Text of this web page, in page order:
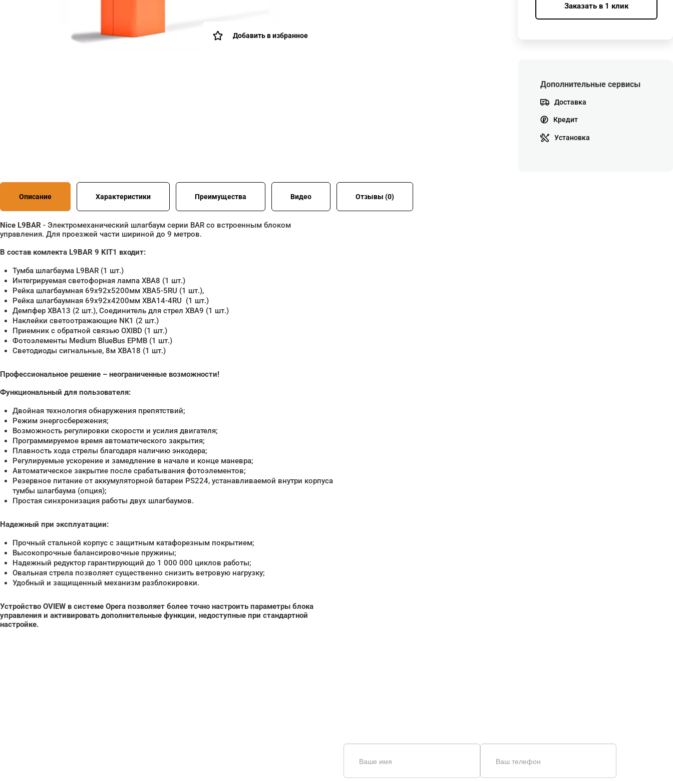
Добавить в избранное
Заказать в 1 клик
Дополнительные сервисы
Доставка
Кредит
Установка
Описание Характеристики Преимущества Видео Отзывы (0)
Nice L9BAR - Электромеханический шлагбаум серии BAR со встроенным блоком
управления. Для проезжей части шириной до 9 метров.
В состав комлекта L9BAR 9 KIT1 входит:
Тумба шлагбаума L9BAR (1 шт.)
Интегрируемая светофорная лампа XBA8 (1 шт.)
Рейка шлагбаумная 69x92x5200мм XBA5-5RU (1 шт.),
Рейка шлагбаумная 69x92x4200мм XBA14-4RU (1 шт.)
Демпфер XBA13 (2 шт.), Соединитель для стрел XBA9 (1 шт.)
Наклейки светоотражающие NK1 (2 шт.)
Приемник с обратной связью OXIBD (1 шт.)
Фотоэлементы Medium BlueBus EPMB (1 шт.)
Светодиоды сигнальные, 8м XBA18 (1 шт.)
Профессиональное решение – неограниченные возможности!
Функциональный для пользователя:
Двойная технология обнаружения препятствий;
Режим энергосбережения;
Возможность регулировки скорости и усилия двигателя;
Программируемое время автоматического закрытия;
Плавность хода стрелы благодаря наличию энкодера;
Регулируемые ускорение и замедление в начале и конце маневра;
Автоматическое закрытие после срабатывания фотоэлементов;
Резервное питание от аккумуляторной батареи PS224, устанавливаемой внутри корпуса
тумбы шлагбаума (опция);
Простая синхронизация работы двух шлагбаумов.
Надежный при эксплуатации:
Прочный стальной корпус с защитным катафорезным покрытием;
Высокопрочные балансировочные пружины;
Надежный редуктор гарантирующий до 1 000 000 циклов работы;
Овальная стрела позволяет существенно снизить ветровую нагрузку;
Удобный и защищенный механизм разблокировки.
Устройство OVIEW в системе Opera позволяет более точно настроить параметры блока
управления и активировать дополнительные функции, недоступные при стандартной
настройке.